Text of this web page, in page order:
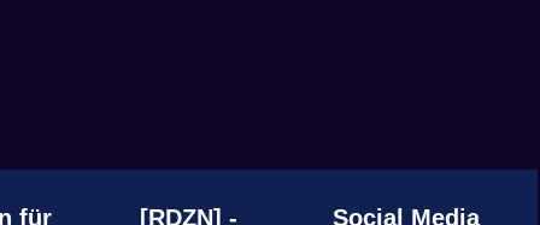
für [RDZN] - Social Media